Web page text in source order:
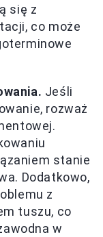
się z
co może
Jeśli
rozważ
stanie
Dodatkowo,
z
tuszu, co
w